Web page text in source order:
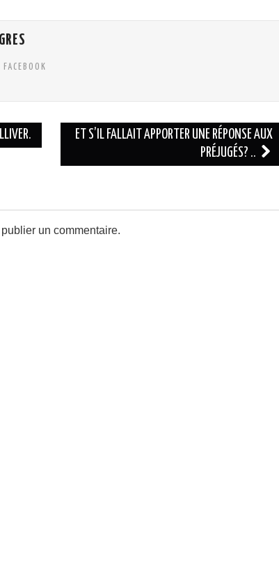
FACEBOOK
ET S’IL FALLAIT APPORTER UNE RÉPONSE AUX
PRÉJUGÉS? ..
un commentaire.